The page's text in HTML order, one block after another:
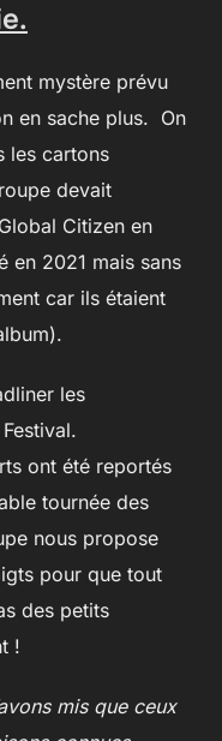
mystère prévu
en sache plus. On
les cartons
devait
Citizen en
en 2021 mais sans
car ils étaient
les
ont été reportés
tournée des
nous propose
pour que tout
des petits
!
mis que ceux